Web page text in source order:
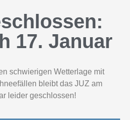
17. Januar
schwierigen Wetterlage mit
bleibt das JUZ am
leider geschlossen!